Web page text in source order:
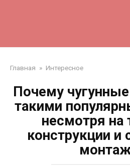
Главная » Интересное
Почему
такими
несмотря на
конструкции и